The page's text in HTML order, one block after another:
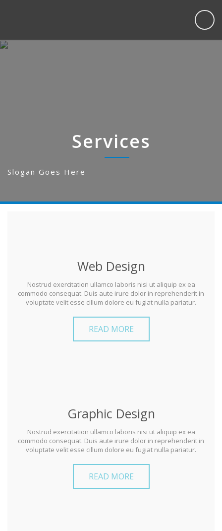
Services
Slogan Goes Here
Web Design
Nostrud exercitation ullamco laboris nisi ut aliquip ex ea
commodo consequat. Duis aute irure dolor in reprehenderit in
voluptate velit esse cillum dolore eu fugiat nulla pariatur.
READ MORE
Graphic Design
Nostrud exercitation ullamco laboris nisi ut aliquip ex ea
commodo consequat. Duis aute irure dolor in reprehenderit in
voluptate velit esse cillum dolore eu fugiat nulla pariatur.
READ MORE